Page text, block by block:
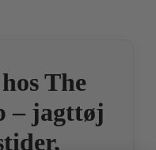
The
– jagttøj